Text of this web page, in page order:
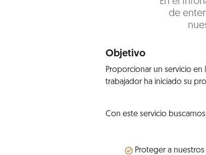
de
Objetivo
Proporcionar un servicio en
trabajador ha iniciado su
Con este servicio
Proteger a